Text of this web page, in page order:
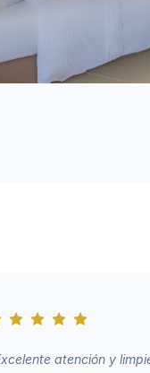
atención y